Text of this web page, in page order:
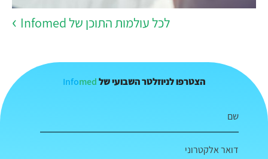
לכל עולמות התוכן של Infomed
הצטרפו לניוזלטר השבועי של Infomed
שם
דואר אלקטרוני